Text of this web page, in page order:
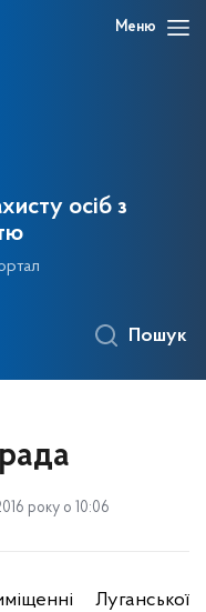
Меню
осіб з
Пошук
року о 10:06
Луганської